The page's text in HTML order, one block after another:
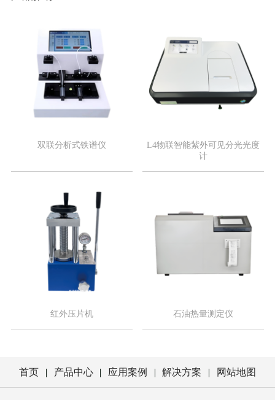
双联分析式铁谱仪
L4物联智能紫外可见分光光度
计
红外压片机 石油热量测定仪
首页 产品中心 应用案例 解决方案 网站地图